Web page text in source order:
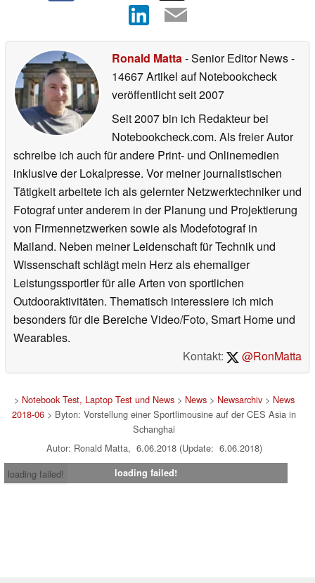
Ronald Matta- Senior Editor News-
14667 Artikel auf Notebookcheck
veröffentlichtseit 2007
Seit 2007 bin ich Redakteur bei
Notebookcheck.com. Als freier Autor
schreibe ich auch für andere Print- und Onlinemedien
inklusive der Lokalpresse. Vor meiner journalistischen
Tätigkeit arbeitete ich als gelernter Netzwerktechniker und
Fotograf unter anderem in der Planung und Projektierung
von Firmennetzwerken sowie als Modefotograf in
Mailand. Neben meiner Leidenschaft für Technik und
Wissenschaft schlägt mein Herz als ehemaliger
Leistungssportler für alle Arten von sportlichen
Outdooraktivitäten. Thematisch interessiere ich mich
besonders für die Bereiche Video/Foto, Smart Home und
Wearables.
Kontakt:
@RonMatta
> Notebook Test, Laptop Test und News> News> Newsarchiv> News
2018-06 > Byton: Vorstellung einer Sportlimousine auf der CES Asia in
Schanghai
Autor: Ronald Matta, 6.06.2018 (Update: 6.06.2018)
loading failed!
loading failed!